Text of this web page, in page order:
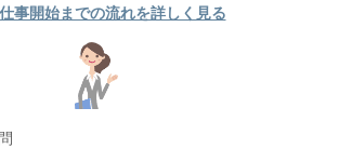
事開始までの流れを詳しく見る